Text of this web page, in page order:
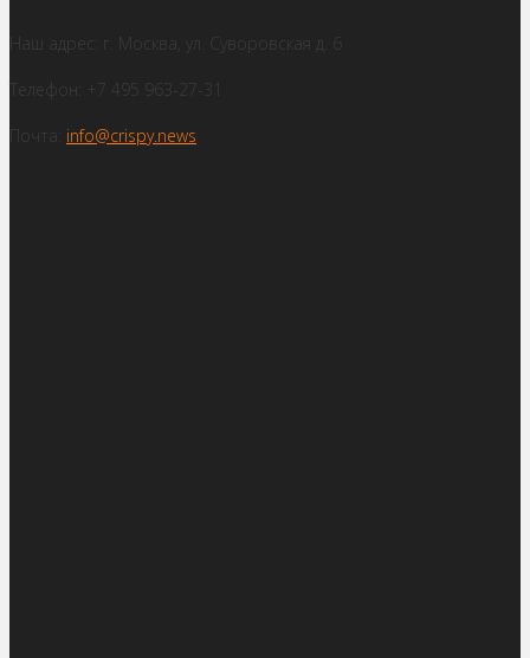
Наш адрес: г. Москва, ул. Суворовская д. 6
Телефон: +7 495 963-27-31
Почта: info@crispy.news